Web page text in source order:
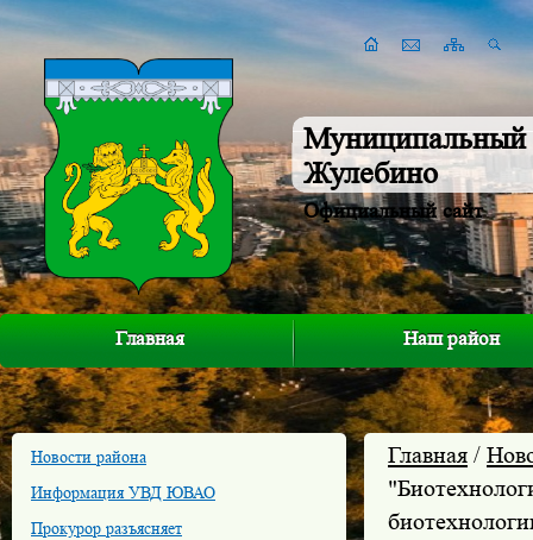
Муниципальный
Жулебино
Официальный сайт
Главная Наш район
Новости района
Информация УВД ЮВАО
Прокурор разъясняет
Главная /